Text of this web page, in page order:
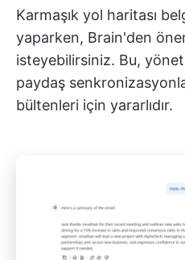
Karmaşık yol haritası
yaparken, Brain'den
isteyebilirsiniz. Bu,
paydaş
bültenleri için yararlıdır.